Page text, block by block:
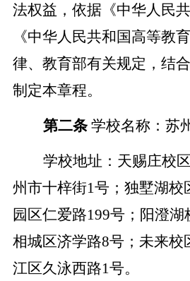
法权益，依据《中华人民
《中华人民共和国高等教
律、教育部有关规定，结
制定本章程。
第二条 学校名称：苏
学校地址：天赐庄校
州市十梓街1号；独墅湖校
园区仁爱路199号；阳澄
相城区济学路8号；未来校
江区久泳西路1号。